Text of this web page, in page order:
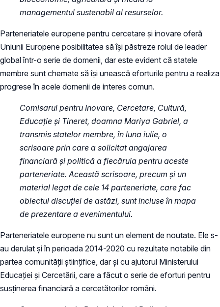
managementul sustenabil al resurselor.
Parteneriatele europene pentru cercetare și inovare oferă
Uniunii Europene posibilitatea să își păstreze rolul de leader
global într-o serie de domenii, dar este evident că statele
membre sunt chemate să își unească eforturile pentru a realiza
progrese în acele domenii de interes comun.
Comisarul pentru Inovare, Cercetare, Cultură,
Educație și Tineret, doamna Mariya Gabriel, a
transmis statelor membre, în luna iulie, o
scrisoare prin care a solicitat angajarea
financiară și politică a fiecăruia pentru aceste
parteneriate. Această scrisoare, precum și un
material legat de cele 14 parteneriate, care fac
obiectul discuției de astăzi, sunt incluse în mapa
de prezentare a evenimentului.
Parteneriatele europene nu sunt un element de noutate. Ele s-
au derulat și în perioada 2014-2020 cu rezultate notabile din
partea comunității științifice, dar și cu ajutorul Ministerului
Educației și Cercetării, care a făcut o serie de eforturi pentru
susținerea financiară a cercetătorilor români.